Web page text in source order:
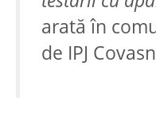
arată în
de IPJ